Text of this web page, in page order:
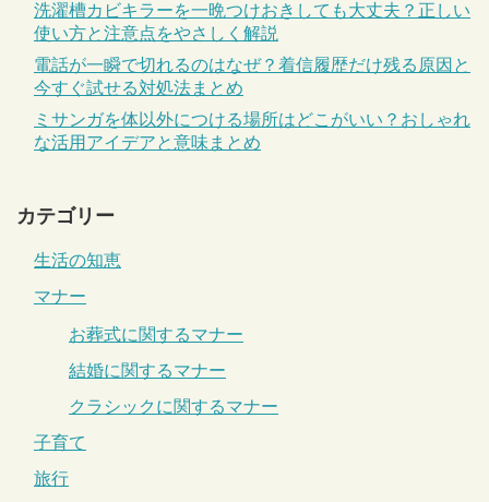
洗濯槽カビキラーを一晩つけおきしても大丈夫？正しい
使い方と注意点をやさしく解説
電話が一瞬で切れるのはなぜ？着信履歴だけ残る原因と
今すぐ試せる対処法まとめ
ミサンガを体以外につける場所はどこがいい？おしゃれ
な活用アイデアと意味まとめ
カテゴリー
生活の知恵
マナー
お葬式に関するマナー
結婚に関するマナー
クラシックに関するマナー
子育て
旅行